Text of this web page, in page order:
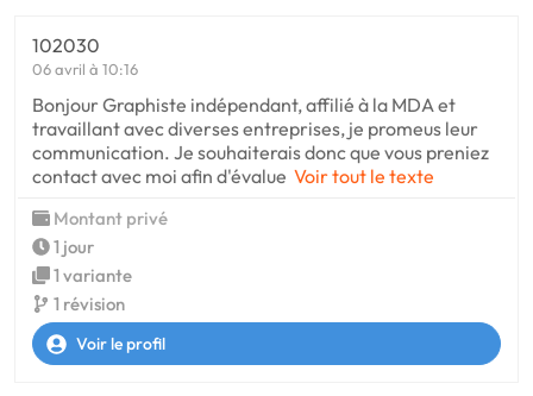
102030
06 avril à 10:16
Bonjour Graphiste indépendant, affilié à la MDA et
travaillant avec diverses entreprises, je promeus leur
communication. Je souhaiterais donc que vous preniez
contact avec moi afin d'évalue Voir tout le texte
Montant privé
1 jour
1 variante
1 révision
Voir le profil